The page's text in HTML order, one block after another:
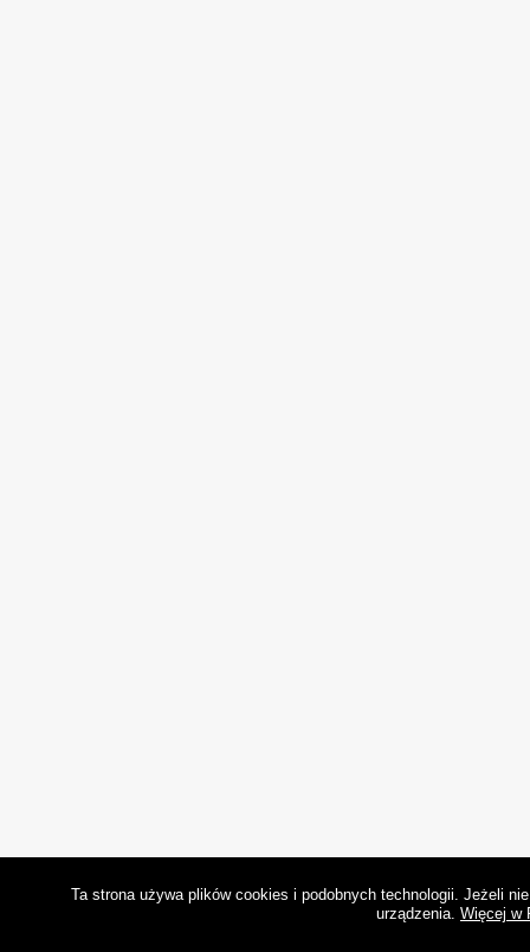
Ta strona używa plików cookies i podobnych technologii. Jeżeli
urządzenia. Więcej w